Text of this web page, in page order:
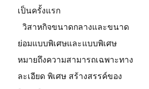
เป็นครั้งแรก
วิสาหกิจขนาดกลางและขนาด
ย่อมแบบพิเศษและแบบพิเศษ
หมายถึงความสามารถเฉพาะทาง
ละเอียด พิเศษ สร้างสรรค์ของ